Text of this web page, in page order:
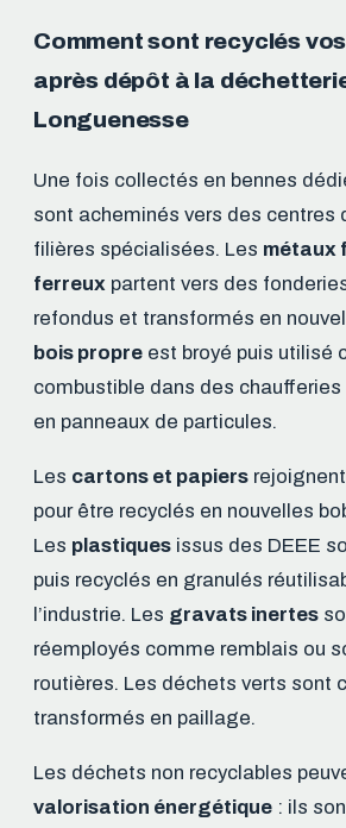
Comment sont recyclés
après dépôt à la
Longuenesse
Une fois collectés en bennes
sont acheminés vers des centres
filières spécialisées. Les métaux
ferreux partent vers des
refondus et transformés en
bois propre est broyé puis utilisé
combustible dans des
en panneaux de particules.
Les cartons et papiers
pour être recyclés en nouvelles
Les plastiques issus des DEEE
puis recyclés en granulés
l’industrie. Les gravats inertes
réemployés comme remblais ou
routières. Les déchets verts sont
transformés en paillage.
Les déchets non recyclables
valorisation énergétique : ils